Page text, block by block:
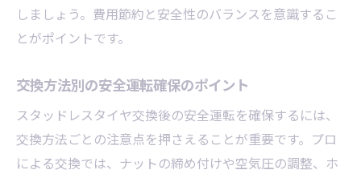
しましょう。費用節約と安全性のバランスを意識するこ
とがポイントです。
交換方法別の安全運転確保のポイント
スタッドレスタイヤ交換後の安全運転を確保するには、
交換方法ごとの注意点を押さえることが重要です。プロ
による交換では、ナットの締め付けや空気圧の調整、ホ